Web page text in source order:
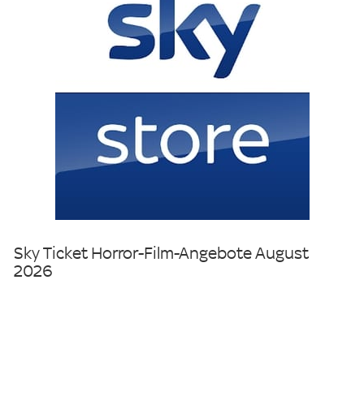
Sky Ticket Horror-Film-Angebote August
2026